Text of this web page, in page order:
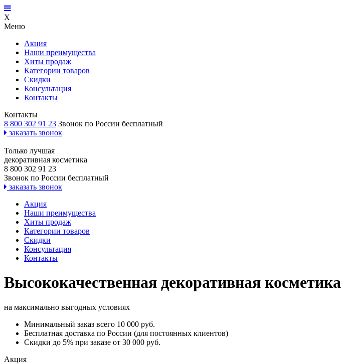
X
Меню
Акция
Наши преимущества
Хиты продаж
Категории товаров
Скидки
Консультация
Контакты
Контакты
8 800 302 91 23 Звонок по России бесплатный
заказать звонок
Только лучшая
декоративная косметика
8 800 302 91 23
Звонок по России бесплатный
заказать звонок
Акция
Наши преимущества
Хиты продаж
Категории товаров
Скидки
Консультация
Контакты
Высококачественная декоративная косметика
на максимально выгодных условиях
Минимальный заказ всего 10 000 руб.
Бесплатная доставка по России (для постоянных клиентов)
Скидки до 5% при заказе от 30 000 руб.
Акция